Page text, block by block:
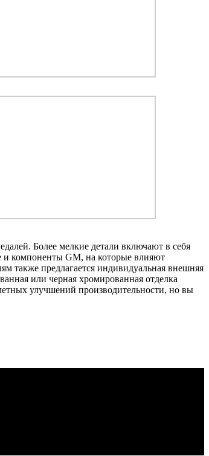
Более мелкие детали включают в себя
компоненты GM, на которые влияют
также предлагается индивидуальная внешняя
или черная хромированная отделка
улучшений производительности, но вы